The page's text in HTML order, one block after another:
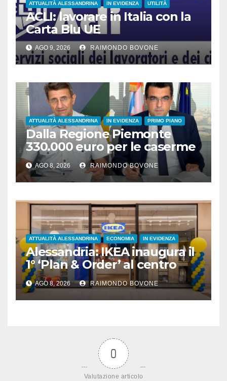
ATTUALITÀ ALESSANDRINA IN EVIDENZA UTILITÀ
ACLI: lavorare in Italia con la
Carta Blu UE
AGO 9, 2026 RAIMONDO BOVONE
ATTUALITÀ ALESSANDRINA IN EVIDENZA PRIMO PIANO
Dalla Regione Piemonte
330.000 euro per le caserme
della Guardia di Finanza
AGO 8, 2026 RAIMONDO BOVONE
ATTUALITÀ ALESSANDRINA ECONOMIA IN EVIDENZA
Alessandria: IKEA inaugura il
1° ‘Plan & Order’ al centro
commerciale Panorama
AGO 8, 2026 RAIMONDO BOVONE
0
Valutazione articolo